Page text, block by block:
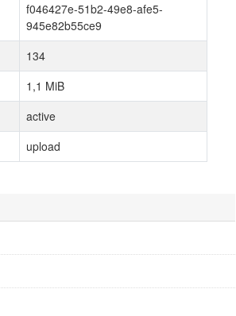
f046427e-51b2-49e8-afe5-
945e82b55ce9
134
1,1 MiB
active
upload